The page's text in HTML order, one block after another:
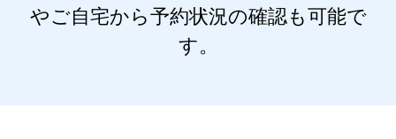
やご自宅から予約状況の確認も可能で
す。